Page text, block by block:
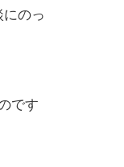
のっ
です